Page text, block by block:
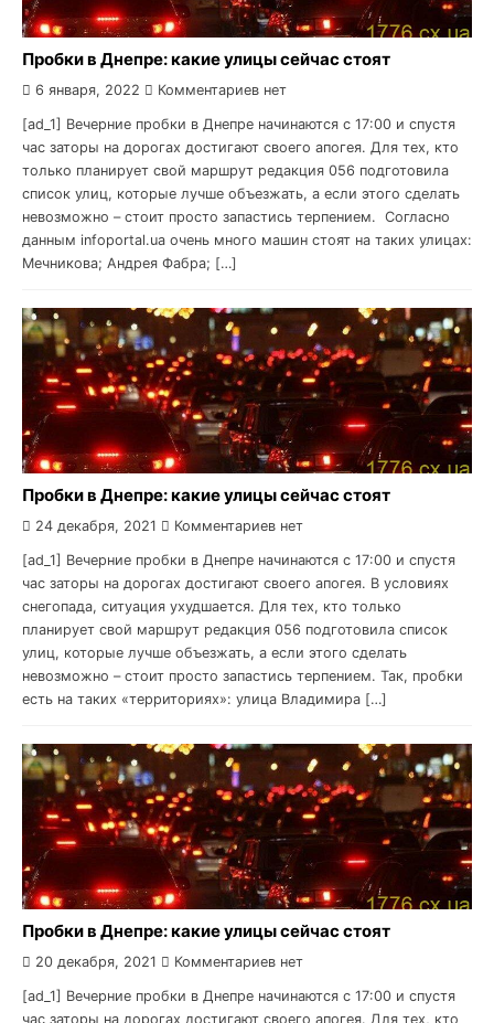
Пробки в Днепре: какие улицы сейчас стоят
6 января, 2022 Комментариев нет
[ad_1] Вечерние пробки в Днепре начинаются с 17:00 и спустя
час заторы на дорогах достигают своего апогея. Для тех, кто
только планирует свой маршрут редакция 056 подготовила
список улиц, которые лучше объезжать, а если этого сделать
невозможно – стоит просто запастись терпением. Согласно
данным infoportal.ua очень много машин стоят на таких улицах:
Мечникова; Андрея Фабра; […]
Пробки в Днепре: какие улицы сейчас стоят
24 декабря, 2021 Комментариев нет
[ad_1] Вечерние пробки в Днепре начинаются с 17:00 и спустя
час заторы на дорогах достигают своего апогея. В условиях
снегопада, ситуация ухудшается. Для тех, кто только
планирует свой маршрут редакция 056 подготовила список
улиц, которые лучше объезжать, а если этого сделать
невозможно – стоит просто запастись терпением. Так, пробки
есть на таких «территориях»: улица Владимира […]
Пробки в Днепре: какие улицы сейчас стоят
20 декабря, 2021 Комментариев нет
[ad_1] Вечерние пробки в Днепре начинаются с 17:00 и спустя
час заторы на дорогах достигают своего апогея. Для тех, кто